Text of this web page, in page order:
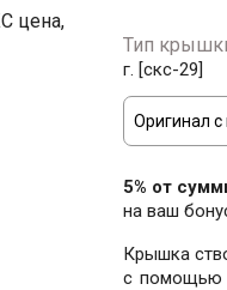
Тип
г. [скс-29]
5% от
на ваш
Крышка
с помощью